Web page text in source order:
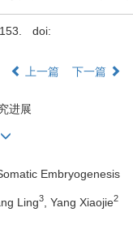
doi:
上一篇 下一篇
进展
Embryogenesis
Ling3 , Yang Xiaojie2